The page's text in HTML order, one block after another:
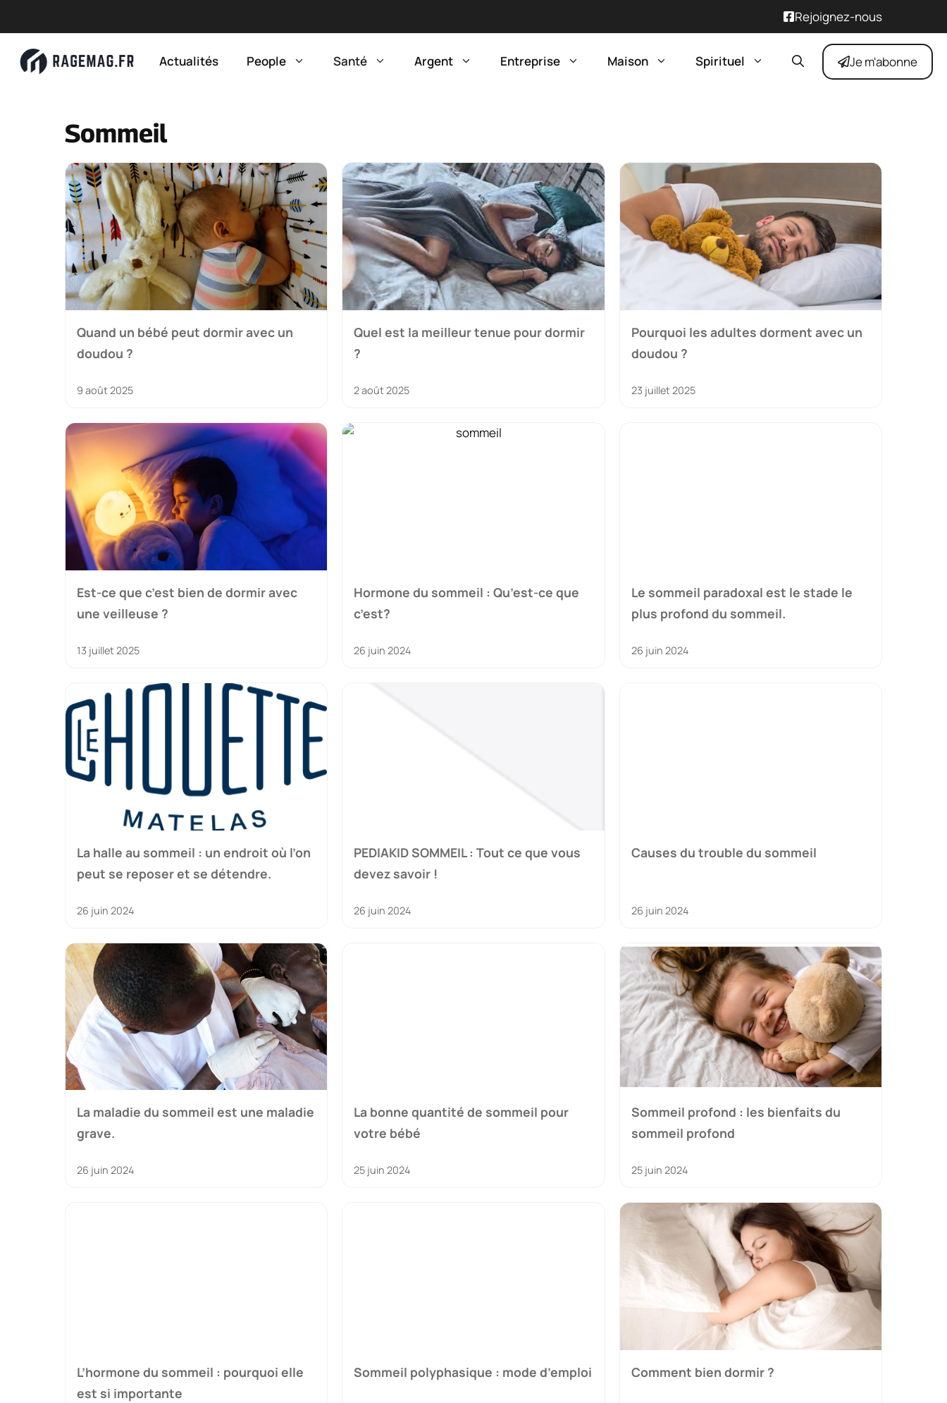
Rejoignez-nous
Actualités People Santé Argent Entreprise Maison Spirituel Je m'abonne
Sommeil
Quand un bébé peut dormir avec un
doudou ?
9 août 2025
Quel est la meilleur tenue pour dormir
?
2 août 2025
Pourquoi les adultes dorment avec un
doudou ?
23 juillet 2025
Est-ce que c’est bien de dormir avec
une veilleuse ?
13 juillet 2025
Hormone du sommeil : Qu’est-ce que
c’est?
26 juin 2024
Le sommeil paradoxal est le stade le
plus profond du sommeil.
26 juin 2024
La halle au sommeil : un endroit où l’on
peut se reposer et se détendre.
26 juin 2024
PEDIAKID SOMMEIL : Tout ce que vous
devez savoir !
26 juin 2024
Causes du trouble du sommeil
26 juin 2024
La maladie du sommeil est une maladie
grave.
26 juin 2024
La bonne quantité de sommeil pour
votre bébé
25 juin 2024
Sommeil profond : les bienfaits du
sommeil profond
25 juin 2024
L’hormone du sommeil : pourquoi elle
est si importante
Sommeil polyphasique : mode d’emploi Comment bien dormir ?